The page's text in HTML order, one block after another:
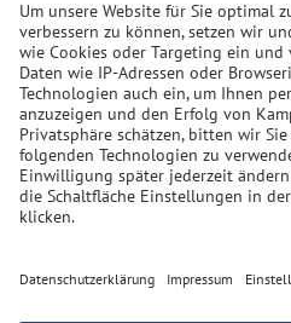
ART. 13 GDPR
Datenschutzerklärung
AGB
Sitemap